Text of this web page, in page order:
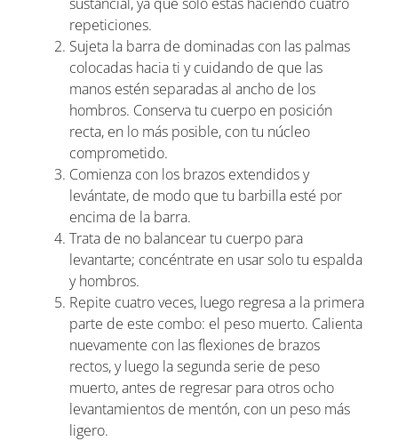
repeticiones.
Sujeta la barra de dominadas con las palmas
colocadas hacia ti y cuidando de que las
manos estén separadas al ancho de los
hombros. Conserva tu cuerpo en posición
recta, en lo más posible, con tu núcleo
comprometido.
Comienza con los brazos extendidos y
levántate, de modo que tu barbilla esté por
encima de la barra.
Trata de no balancear tu cuerpo para
levantarte; concéntrate en usar solo tu espalda
y hombros.
Repite cuatro veces, luego regresa a la primera
parte de este combo: el peso muerto. Calienta
nuevamente con las flexiones de brazos
rectos, y luego la segunda serie de peso
muerto, antes de regresar para otros ocho
levantamientos de mentón, con un peso más
ligero.